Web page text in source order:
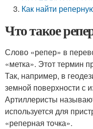
Как найти
Что такое
Слово «репер» в
«метка». Этот термин
Так, например, в
земной поверхности с
Артиллеристы
используется для
«реперная точка».